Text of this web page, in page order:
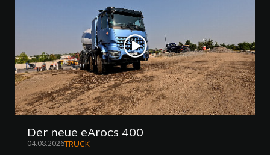
Der neue eArocs 400
04.08.2026TRUCK